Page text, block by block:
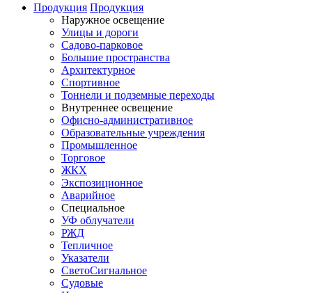
Продукция Продукция
Наружное освещение
Улицы и дороги
Садово-парковое
Большие пространства
Архитектурное
Спортивное
Тоннели и подземные переходы
Внутреннее освещение
Офисно-административное
Образовательные учреждения
Промышленное
Торговое
ЖКХ
Экспозиционное
Аварийное
Специальное
УФ облучатели
РЖД
Тепличное
Указатели
СветоСигнальное
Судовые